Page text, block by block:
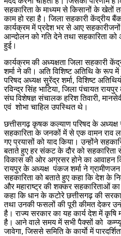
सहकारिता के माध्यम से किसानों के खेतों
काम हो रहा है। जिला सहकारी केंद्रीय
कार्यक्रम में प्रदेश भर से आए सहकारीजनों
आन्दोलन को गति देने तथा सहकारिता
हुई।
कार्यक्रम की अध्यक्षता जिला सहकारी
शर्मा ने की। अति विशिष्ट अतिथि के रूप
परिषद अध्यक्ष सुरेंद्र शर्मा, विशिष्ट
रविन्द्र सिंह भाटिया, जिला पंचायत रायपुर
संघ विशेषज्ञ संचालक हरिश तिवारी,
एवं शोभा चाहिल उपस्थित थे।
छत्तीसगढ़ कृषक कल्याण परिषद के अध्यक्ष
सहकारिता के जनकों में से एक वामन राव
गए प्रयासों को याद किया। उन्होंने
बताते हुए हर संकट के दौर को सहकारिता
विकास की ओर अग्रसर होने का आवाहन
रायपुर के अध्यक्ष पंकज शर्मा ने
सहकारिता को बताते हुए कहा कि देश के
और महाराष्ट्र की शक्कर सहकारिताओं का
कहा कि धान के कटोरे छत्तीसगढ़ की
तथा उनकी फसलों की पूरी कीमत देकर
है। राज्य सरकार का यह कार्य देश में कृषि
है। आने वाले समय में सभी पैक्सों को
जावेगा, जिससे समिति के कार्याे में